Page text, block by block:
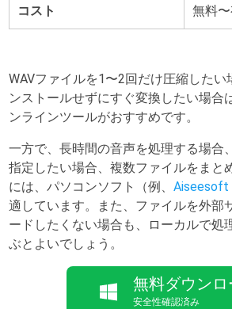
コスト 無料
WAVファイルを1〜2回だけ圧縮したい
ンストールせずにすぐ変換したい場合
ンラインツールがおすすめです。
一方で、長時間の音声を処理する場合
指定したい場合、複数ファイルをまと
には、パソコンソフト（例、Aiseesoft
適しています。また、ファイルを外部
ードしたくない場合も、ローカルで処
ぶとよいでしょう。
無料ダウンロ
安全性確認済み